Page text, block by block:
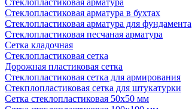
Cтеклопластиковая арматура
Стеклопластиковая арматура в бухтах
Стеклопластиковая арматура для фундамента
Стеклопластиковая песчаная арматура
Сетка кладочная
Стеклопластиковая сетка
Дорожная пластиковая сетка
Стеклопластиковая сетка для армирования
Стекплопластиковая сетка для штукатурки
Сетка стеклопластиковая 50x50 мм